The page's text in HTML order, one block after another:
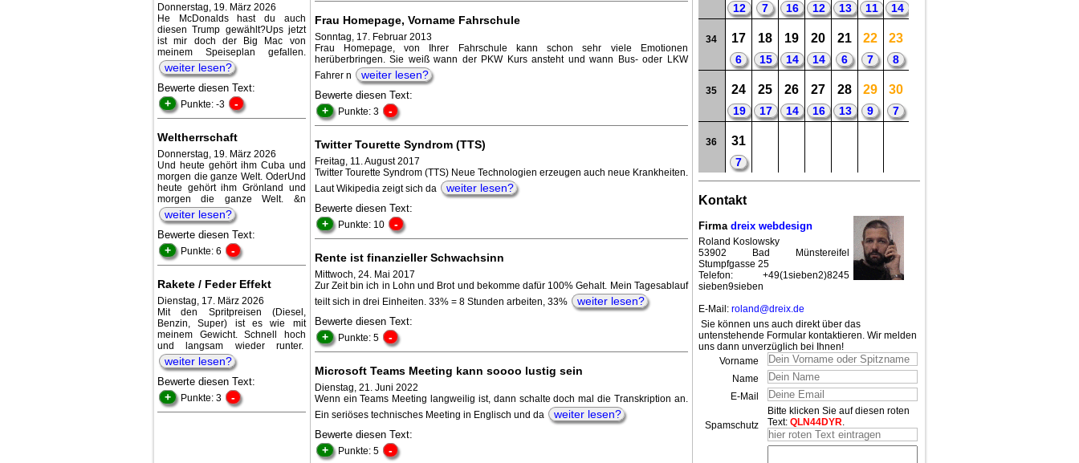
Donnerstag, 19. März 2026
He McDonalds hast du auch
diesen Trump gewählt?Ups jetzt
ist mir doch der Big Mac von
meinem Speiseplan gefallen.
weiter lesen?
Bewerte diesen Text:
+ Punkte: -3 -
Weltherrschaft
Donnerstag, 19. März 2026
Und heute gehört ihm Cuba und
morgen die ganze Welt. OderUnd
heute gehört ihm Grönland und
morgen die ganze Welt. &n
weiter lesen?
Bewerte diesen Text:
+ Punkte: 6 -
Rakete / Feder Effekt
Dienstag, 17. März 2026
Mit den Spritpreisen (Diesel,
Benzin, Super) ist es wie mit
meinem Gewicht. Schnell hoch
und langsam wieder runter.
weiter lesen?
Bewerte diesen Text:
+ Punkte: 3 -
Frau Homepage, Vorname Fahrschule
Sonntag, 17. Februar 2013
Frau Homepage, von Ihrer Fahrschule kann schon sehr viele Emotionen
herüberbringen. Sie weiß wann der PKW Kurs ansteht und wann Bus- oder LKW
Fahrer n
weiter lesen?
Bewerte diesen Text:
+ Punkte: 3 -
Twitter Tourette Syndrom (TTS)
Freitag, 11. August 2017
Twitter Tourette Syndrom (TTS) Neue Technologien erzeugen auch neue Krankheiten.
Laut Wikipedia zeigt sich da
weiter lesen?
Bewerte diesen Text:
+ Punkte: 10 -
Rente ist finanzieller Schwachsinn
Mittwoch, 24. Mai 2017
Zur Zeit bin ich in Lohn und Brot und bekomme dafür 100% Gehalt. Mein Tagesablauf
teilt sich in drei Einheiten. 33% = 8 Stunden arbeiten, 33%
weiter lesen?
Bewerte diesen Text:
+ Punkte: 5 -
Microsoft Teams Meeting kann soooo lustig sein
Dienstag, 21. Juni 2022
Wenn ein Teams Meeting langweilig ist, dann schalte doch mal die Transkription an.
Ein seriöses technisches Meeting in Englisch und da
weiter lesen?
Bewerte diesen Text:
+ Punkte: 5 -
12 7 16 12 13 11 14
34 17
6
18
15
19
14
20
14
21
6
22
7
23
8
35 24
19
25
17
26
14
27
16
28
13
29
9
30
7
36 31
7
Kontakt
Firma dreix webdesign
Roland Koslowsky
53902 Bad Münstereifel
Stumpfgasse 25
Telefon: +49(1sieben2)8245
sieben9sieben
E-Mail: roland@dreix.de
Sie können uns auch direkt über das
untenstehende Formular kontaktieren. Wir melden
uns dann unverzüglich bei Ihnen!
Vorname
Name
E-Mail
Spamschutz
Bitte klicken Sie auf diesen roten
Text: QLN44DYR